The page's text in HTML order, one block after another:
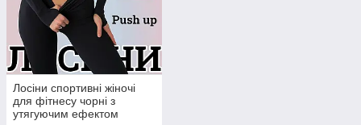
Лосіни спортивні жіночі
для фітнесу чорні з
утягуючим ефектом